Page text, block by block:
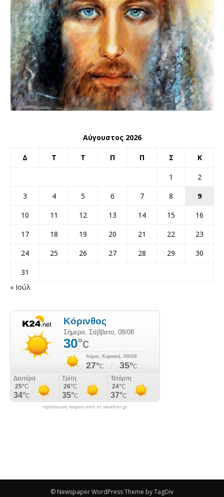
Αύγουστος 2026
Δ Τ Τ Π Π Σ Κ
1
2
3
4 5 6 7 8
9
10
11 12 13 14 15
16
17
18 19 20 21 22
23
24
25 26 27 28 29
30
31
« Ιούλ
πρόγνωση καιρού από το weather.gr
© Newspaper WordPress Theme by TagDiv